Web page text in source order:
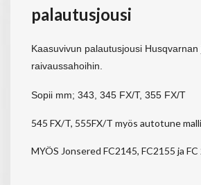
palautusjousi
Kaasuvivun palautusjousi
raivaussahoihin.
Sopii mm; 343, 345 FX/T, 355 FX/T
545 FX/T, 555FX/T myös autotune
MYÖS Jonsered FC2145, FC2155 ja